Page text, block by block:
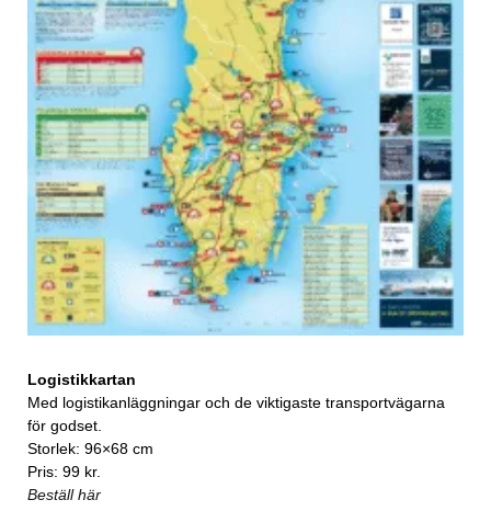
Logistikkartan
Med logistikanläggningar och de viktigaste transportvägarna
för godset.
Storlek: 96×68 cm
Pris: 99 kr.
Beställ här